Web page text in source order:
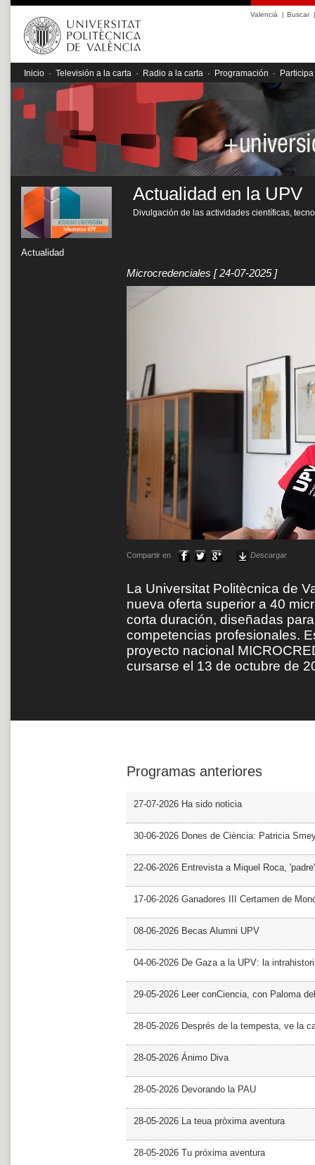
Valencià | Buscar|
Inicio · Televisión a la carta · Radio a la carta · Programación · Participa
Actualidad
Actualidad en la UPV
Divulgación de las actividades científicas,
Microcredenciales [ 24-07-2025 ]
Compartir en Descargar
La Universitat Politècnica de
nueva oferta superior a 40
corta duración, diseñadas
competencias profesionales.
proyecto nacional
cursarse el 13 de octubre de
Programas anteriores
27-07-2026 Ha sido noticia
30-06-2026 Dones de Ciència: Patricia
22-06-2026 Entrevista a Miquel Roca,
17-06-2026 Ganadores III Certamen de
08-06-2026 Becas Alumni UPV
04-06-2026 De Gaza a la UPV: la
29-05-2026 Leer conCiencia, con Paloma
28-05-2026 Després de la tempesta, ve la
28-05-2026 Ánimo Diva
28-05-2026 Devorando la PAU
28-05-2026 La teua pròxima aventura
28-05-2026 Tu próxima aventura